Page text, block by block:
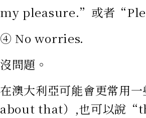
my pleasure.”或者
④ No worries.
沒問題。
在澳大利亞可能會更常用
about that）,也可以說